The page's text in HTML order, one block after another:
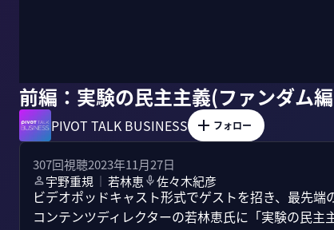
前編：実験の民主主義(ファンダム
PIVOT TALK BUSINESS フォロー
307回視聴2023年11月27日
宇野重規 ｜ 若林恵 佐々木紀彦
ビデオポッドキャスト形式でゲストを招き、最先
コンテンツディレクターの若林恵氏に「実験の民主